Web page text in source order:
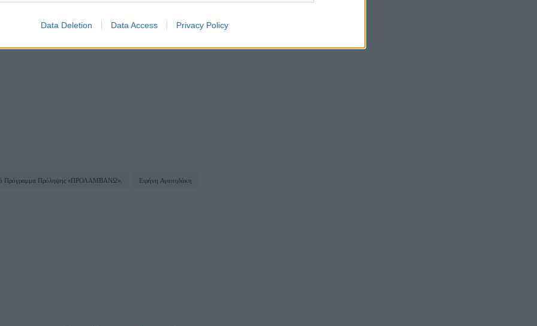
Data Deletion Data Access Privacy Policy
και του τρίτου Έλληνα τραυματία φιλάθλου
Πρόγραμμα Πρόληψης «ΠΡΟΛΑΜΒΑΝΩ». Ειρήνη Αγαπηδάκη